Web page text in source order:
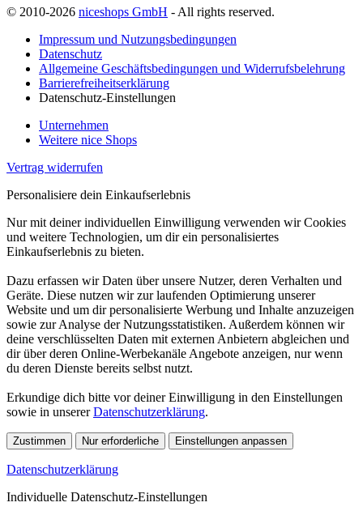
© 2010-2026 niceshops GmbH - All rights reserved.
Impressum und Nutzungsbedingungen
Datenschutz
Allgemeine Geschäftsbedingungen und Widerrufsbelehrung
Barrierefreiheitserklärung
Datenschutz-Einstellungen
Unternehmen
Weitere nice Shops
Vertrag widerrufen
Personalisiere dein Einkaufserlebnis
Nur mit deiner individuellen Einwilligung verwenden wir Cookies
und weitere Technologien, um dir ein personalisiertes
Einkaufserlebnis zu bieten.
Dazu erfassen wir Daten über unsere Nutzer, deren Verhalten und
Geräte. Diese nutzen wir zur laufenden Optimierung unserer
Website und um dir personalisierte Werbung und Inhalte anzuzeigen
sowie zur Analyse der Nutzungsstatistiken. Außerdem können wir
deine verschlüsselten Daten mit externen Anbietern abgleichen und
dir über deren Online-Werbekanäle Angebote anzeigen, nur wenn
du deren Dienste bereits selbst nutzt.
Erkundige dich bitte vor deiner Einwilligung in den Einstellungen
sowie in unsererDatenschutzerklärung.
Zustimmen Nur erforderliche Einstellungen anpassen
Datenschutzerklärung
Individuelle Datenschutz-Einstellungen